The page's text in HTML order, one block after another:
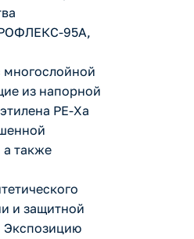
95А,
из напорной
РЕ-Ха
а также
и защитной
Экспозицию